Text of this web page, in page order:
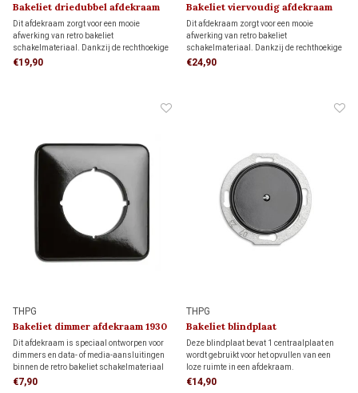
Bakeliet driedubbel afdekraam
1930
Dit afdekraam zorgt voor een mooie
afwerking van retro bakeliet
schakelmateriaal. Dankzij de rechthoekige
vorm biedt het meer dekking rondom de
€19,90
Bakeliet viervoudig afdekraam
1930
Dit afdekraam zorgt voor een mooie
afwerking van retro bakeliet
schakelmateriaal. Dankzij de rechthoekige
vorm biedt het meer dekking rondom de
€24,90
THPG
Bakeliet dimmer afdekraam 1930
Dit afdekraam is speciaal ontworpen voor
dimmers en data- of media-aansluitingen
binnen de retro bakeliet schakelmateriaal
serie. De vierkante vorm biedt meer
€7,90
THPG
Bakeliet blindplaat
(schroefbevestiging) 1930
Deze blindplaat bevat 1 centraalplaat en
wordt gebruikt voor het opvullen van een
loze ruimte in een afdekraam.
€14,90